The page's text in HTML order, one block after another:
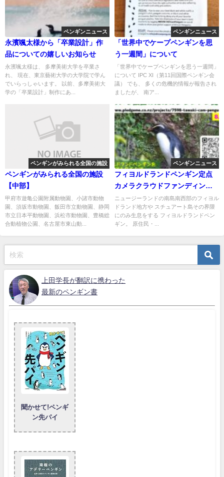
ペンギンニュース
永濱颯太様から「卒業設計」作
品についての嬉しいお知らせ
永濱颯太様は、 多摩美術大学を卒業さ
れ、 現在、東京藝術大学の大学院で学ん
でいらっしゃいます。 以前、多摩美術大
学の「卒業設計」制作にあ...
ペンギンニュース
「世界中でケープペンギンを思
う一週間」について
「世界中でケープペンギンを思う一週間」
について IPC XI（第11回国際ペンギン会
議） でも、 多くの危機的情報が報告され
ましたが、 南ア...
ペンギンがみられる全国の施設
ペンギンがみられる全国の施設
【中部】
甲府市遊亀公園附属動物園、小諸市動物
園、須坂市動物園、飯田市立動物園、静岡
市立日本平動物園、浜松市動物園、豊橋総
合動植物公園、名古屋市東山動...
ペンギンニュース
フィヨルドランドペンギン定点
カメラクラウドファンディング
支援者募集
ニュージーランドの南島南西部のフィヨル
ドランド地方や スチュアート島その界隈
にのみ生息をする フィヨルドランドペン
ギン。 原住民・...
上田学長が翻訳に携わった
最新のペンギン書
聞かせて!ペンギ
ン先パイ